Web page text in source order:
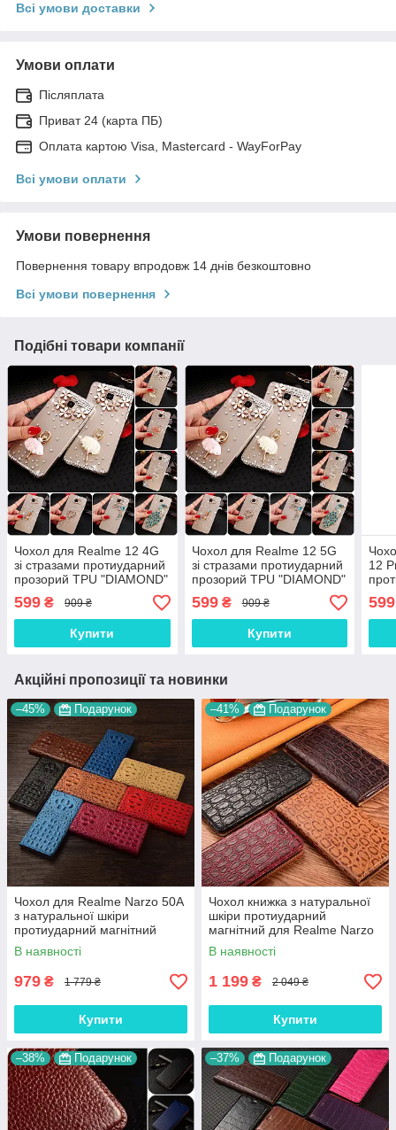
Всі умови доставки
Умови оплати
Післяплата
Приват 24 (карта ПБ)
Оплата картою Visa, Mastercard - WayForPay
Всі умови оплати
Умови повернення
Повернення товару впродовж 14 днів безкоштовно
Всі умови повернення
Подібні товари компанії
Чохол для Realme 12 4G
зі стразами протиударний
прозорий TPU "DIAMOND"
599 ₴ 909 ₴
Купити
Чохол для Realme 12 5G
зі стразами протиударний
прозорий TPU "DIAMOND"
599₴ 909 ₴
Купити
12
599
Акційні пропозиції та новинки
–45% Подарунок
Чохол для Realme Narzo 50A
з натуральної шкіри
протиударний магнітний
книжка з підставкою
"CROCOHEAD"
В наявності
979 ₴ 1 779 ₴
Купити
–41% Подарунок
Чохол книжка з натуральної
шкіри протиударний
магнітний для Realme Narzo
50A "JACOSA"
В наявності
1 199 ₴ 2 049 ₴
Купити
–38% Подарунок –37% Подарунок